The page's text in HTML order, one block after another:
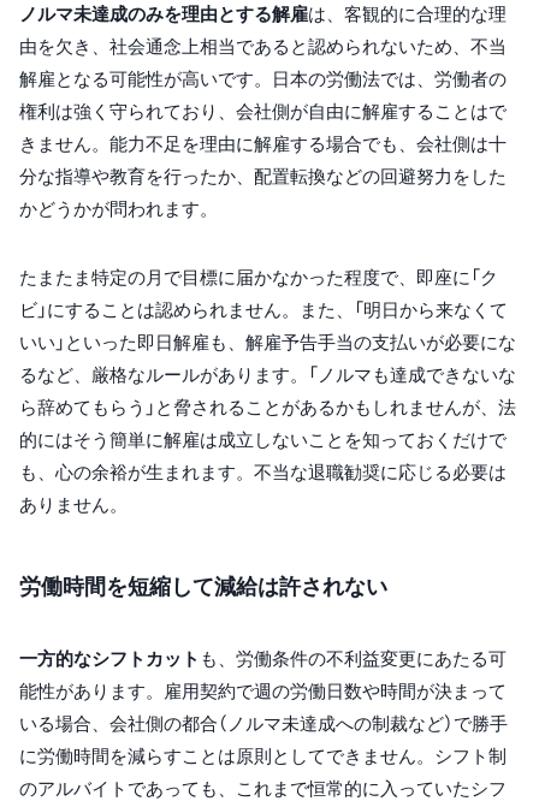
ノルマ未達成のみを理由とする解雇は、客観的に合理的な理
由を欠き、社会通念上相当であると認められないため、不当
解雇となる可能性が高いです。日本の労働法では、労働者の
権利は強く守られており、会社側が自由に解雇することはで
きません。能力不足を理由に解雇する場合でも、会社側は十
分な指導や教育を行ったか、配置転換などの回避努力をした
かどうかが問われます。
たまたま特定の月で目標に届かなかった程度で、即座に「ク
ビ」にすることは認められません。また、「明日から来なくて
いい」といった即日解雇も、解雇予告手当の支払いが必要にな
るなど、厳格なルールがあります。「ノルマも達成できないな
ら辞めてもらう」と脅されることがあるかもしれませんが、法
的にはそう簡単に解雇は成立しないことを知っておくだけで
も、心の余裕が生まれます。不当な退職勧奨に応じる必要は
ありません。
労働時間を短縮して減給は許されない
一方的なシフトカット も、労働条件の不利益変更にあたる可
能性があります。雇用契約で週の労働日数や時間が決まって
いる場合、会社側の都合（ノルマ未達成への制裁など）で勝手
に労働時間を減らすことは原則としてできません。シフト制
のアルバイトであっても、これまで恒常的に入っていたシフ